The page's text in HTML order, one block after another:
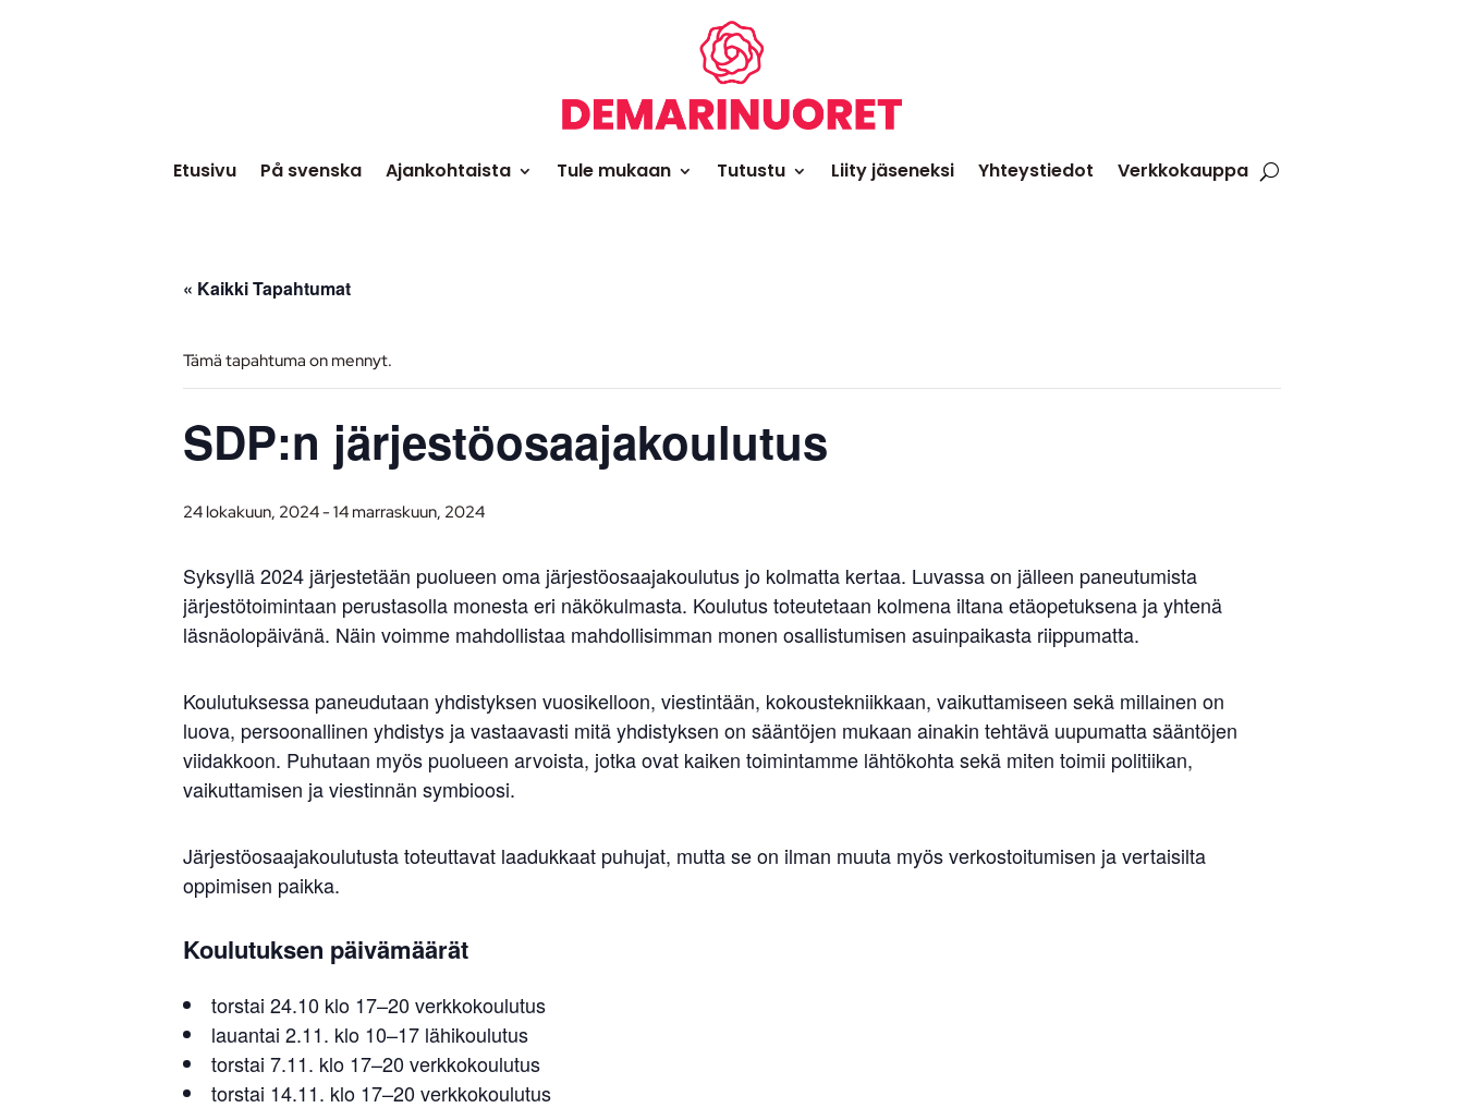
Etusivu På svenska Ajankohtaista Tule mukaan Tutustu Liity jäseneksi Yhteystiedot Verkkokauppa
« Kaikki Tapahtumat
Tämä tapahtuma on mennyt.
SDP:n järjestöosaajakoulutus
24 lokakuun, 2024- 14 marraskuun, 2024
Syksyllä 2024 järjestetään puolueen oma järjestöosaajakoulutus jo kolmatta kertaa. Luvassa on jälleen paneutumista
järjestötoimintaan perustasolla monesta eri näkökulmasta. Koulutus toteutetaan kolmena iltana etäopetuksena ja yhtenä
läsnäolopäivänä. Näin voimme mahdollistaa mahdollisimman monen osallistumisen asuinpaikasta riippumatta.
Koulutuksessa paneudutaan yhdistyksen vuosikelloon, viestintään, kokoustekniikkaan, vaikuttamiseen sekä millainen on
luova, persoonallinen yhdistys ja vastaavasti mitä yhdistyksen on sääntöjen mukaan ainakin tehtävä uupumatta sääntöjen
viidakkoon. Puhutaan myös puolueen arvoista, jotka ovat kaiken toimintamme lähtökohta sekä miten toimii politiikan,
vaikuttamisen ja viestinnän symbioosi.
Järjestöosaajakoulutusta toteuttavat laadukkaat puhujat, mutta se on ilman muuta myös verkostoitumisen ja vertaisilta
oppimisen paikka.
Koulutuksen päivämäärät
torstai 24.10 klo 17–20 verkkokoulutus
lauantai 2.11. klo 10–17 lähikoulutus
torstai 7.11. klo 17–20 verkkokoulutus
torstai 14.11. klo 17–20 verkkokoulutus